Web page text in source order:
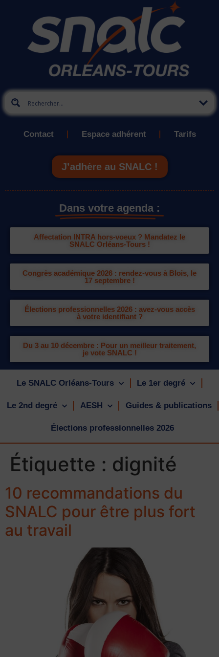
Contact Espace adhérent Tarifs
J’adhère au SNALC !
Dans votre agenda :
Affectation INTRA hors-voeux ? Mandatez le
SNALC Orléans-Tours !
Congrès académique 2026 : rendez-vous à Blois, le
17 septembre !
Élections professionnelles 2026 : avez-vous accès
à votre identifiant ?
Du 3 au 10 décembre : Pour un meilleur traitement,
je vote SNALC !
Le SNALC Orléans-Tours Le 1er degré
Le 2nd degré AESH Guides & publications
Élections professionnelles 2026
Étiquette : dignité
10 recommandations du
SNALC pour être plus fort
au travail